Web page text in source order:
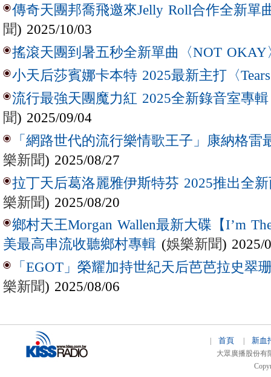
傳奇天團邦喬飛邀來Jelly Roll合作全新單
聞) 2025/10/03
搖滾天團到暑五秒全新單曲〈NOT OKAY
小天后莎賓娜卡本特 2025最新主打〈
流行最強天團魔力紅 2025全新錄音室專
聞) 2025/09/04
「網路世代的流行樂情歌王子」康納格雷
樂新聞) 2025/08/27
拉丁天后葛洛麗雅伊斯特芬 2025推出全新
樂新聞) 2025/08/20
鄉村天王Morgan Wallen最新大碟【I’m
美最高串流收聽鄉村專輯 (娛樂新聞) 2025/
「EGOT」榮耀加持世紀天后芭芭拉史翠
樂新聞) 2025/08/06
首頁 新血
大眾廣播股份有